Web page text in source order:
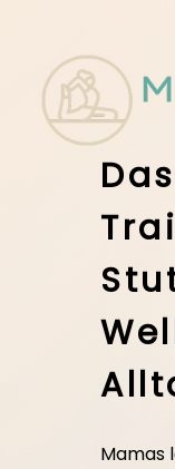
content
Mamas